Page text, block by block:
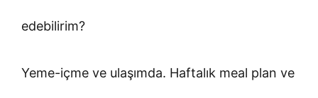
edebilirim?
Yeme-içme ve ulaşımda. Haftalık meal plan ve